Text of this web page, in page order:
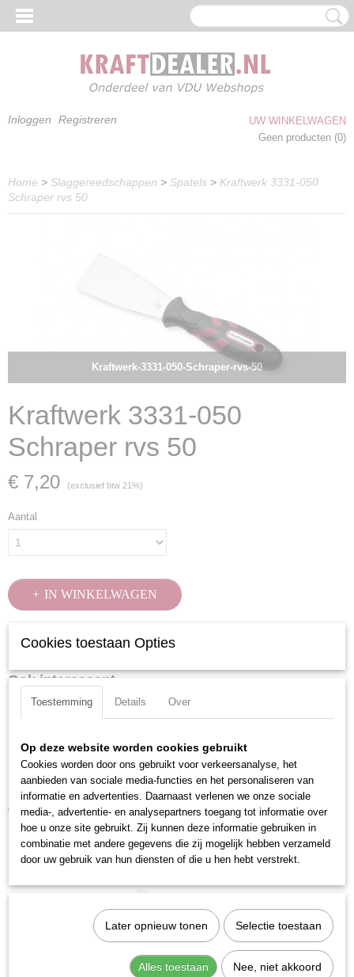
Inloggen Registreren
UW WINKELWAGEN
Geen producten (0)
Home > Slaggereedschappen > Spatels > Kraftwerk 3331-050
Schraper rvs 50
Kraftwerk-3331-050-Schraper-rvs-50
Kraftwerk 3331-050
Schraper rvs 50
€ 7,20 (exclusief btw 21%)
Aantal
IN WINKELWAGEN
Specificaties
Productcode
3331-050
EAN code
Productcode leverancier
3331-050
Ook interessant
Kraftwerk 3336 Schraperset rvs 3dlg
€ 50,14
Kraftwerk 3331-032 Schraper rvs 32
Cookies toestaan Opties
Toestemming Details Over
Op deze website worden cookies gebruikt
Cookies worden door ons gebruikt voor verkeersanalyse, het
aanbieden van sociale media-functies en het personaliseren van
informatie en advertenties. Daarnaast verlenen we onze sociale
media-, advertentie- en analysepartners toegang tot informatie over
hoe u onze site gebruikt. Zij kunnen deze informatie gebruiken in
combinatie met andere gegevens die zij mogelijk hebben verzameld
door uw gebruik van hun diensten of die u hen hebt verstrekt.
Later opnieuw tonen Selectie toestaan
Alles toestaan Nee, niet akkoord